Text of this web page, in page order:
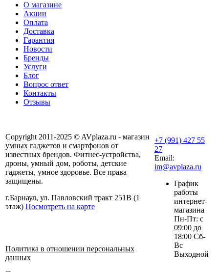
О магазине
Акции
Оплата
Доставка
Гарантия
Новости
Бренды
Услуги
Блог
Вопрос ответ
Контакты
Отзывы
Copyright 2011-2025 © AVplaza.ru - магазин
умных гаджетов и смартфонов от
известных брендов. Фитнес-устройства,
дроны, умный дом, роботы, детские
гаджеты, умное здоровье. Все права
защищены.
г.Барнаул, ул. Павловский тракт 251В (1
этаж) Посмотреть на карте
Политика в отношении персональных
данных
+7 (991) 427 55
27
Email:
im@avplaza.ru
График
работы
интернет-
магазина
Пн-Пт: с
09:00 до
18:00 Сб-
Вс
Выходной